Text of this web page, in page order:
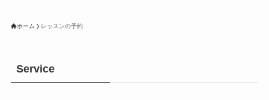
ホーム レッスンの予約
Service